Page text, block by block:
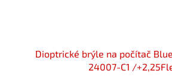
Dioptrické brýle na počítač
24007-C1 /